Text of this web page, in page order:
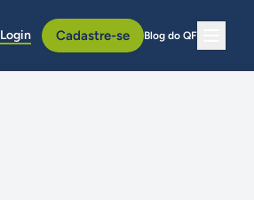
Login Cadastre-se Blog do QF